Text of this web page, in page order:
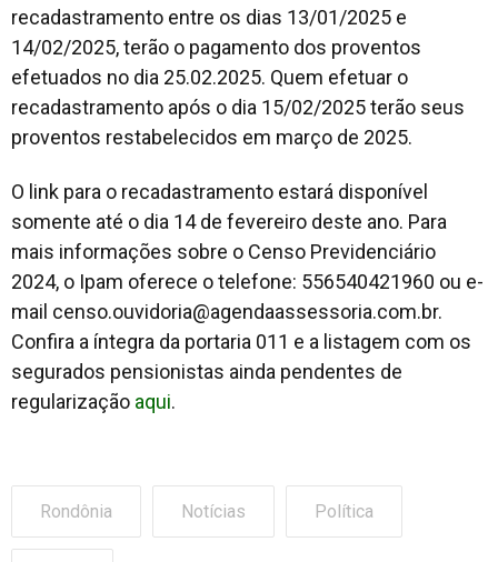
recadastramento entre os dias 13/01/2025 e
14/02/2025, terão o pagamento dos proventos
efetuados no dia 25.02.2025. Quem efetuar o
recadastramento após o dia 15/02/2025 terão seus
proventos restabelecidos em março de 2025.
O link para o recadastramento estará disponível
somente até o dia 14​ de fevereiro deste ano. Para
mais informações sobre o Censo Previdenciário
2024, o Ipam oferece o telefone: 556540421960 ou e-
mail censo.ouvidoria@agendaassessoria.com.br.
Confira a íntegra da portaria 011 e a listagem com os
segurados pensionistas ainda pendentes de
regularização aqui.
Rondônia Notícias Política